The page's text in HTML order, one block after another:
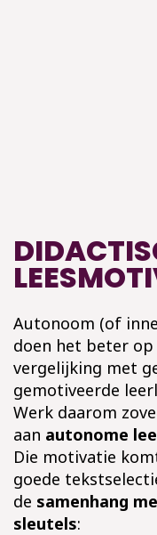
Autonoom (of
doen het beter
vergelijking met
gemotiveerde
Werk daarom
aan autonome
Die motivatie
goede
de samenhang
sleutels: